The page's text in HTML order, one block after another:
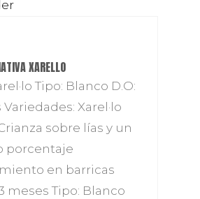
XARELLO
Tipo: Blanco D.O:
Xarel·lo
sobre lías y un
porcentaje
en barricas
meses Tipo: Blanco